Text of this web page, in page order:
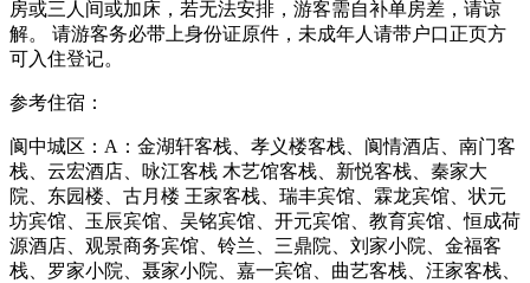
房或三人间或加床，若无法安排，游客需自补单房差，请谅
解。 请游客务必带上身份证原件，未成年人请带户口正页方
可入住登记。
参考住宿：
阆中城区：A：金湖轩客栈、孝义楼客栈、阆情酒店、南门客
栈、云宏酒店、咏江客栈 木艺馆客栈、新悦客栈、秦家大
院、东园楼、古月楼 王家客栈、瑞丰宾馆、霖龙宾馆、状元
坊宾馆、玉辰宾馆、吴铭宾馆、开元宾馆、教育宾馆、恒成荷
源酒店、观景商务宾馆、铃兰、三鼎院、刘家小院、金福客
栈、罗家小院、聂家小院、嘉一宾馆、曲艺客栈、汪家客栈、